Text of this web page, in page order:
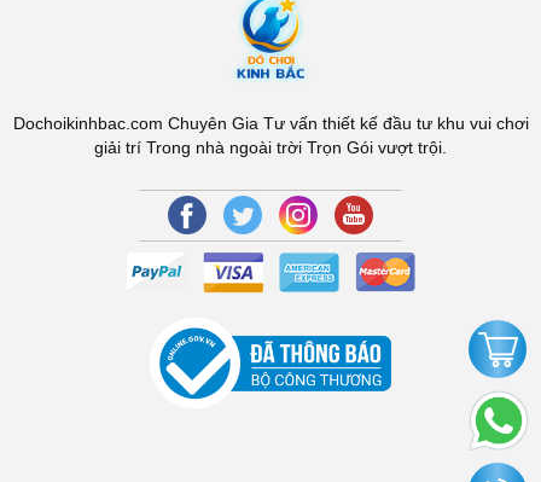
Dochoikinhbac.com Chuyên Gia Tư vấn thiết kế đầu tư khu vui chơi
giải trí Trong nhà ngoài trời Trọn Gói vượt trội.